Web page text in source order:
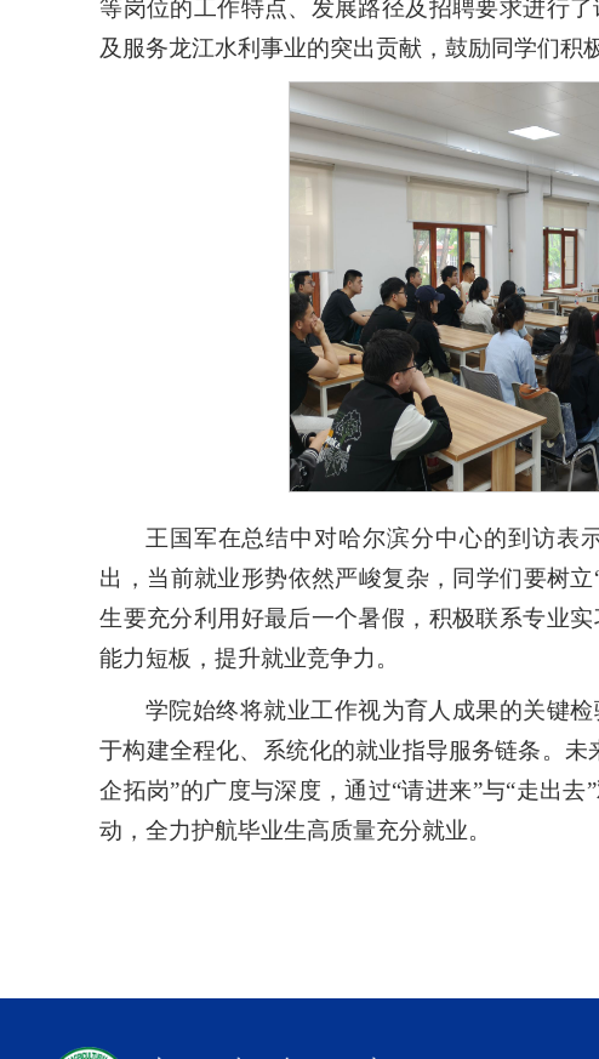
等岗位的工作特点、发展路径及招聘要求进行
及服务龙江水利事业的突出贡献，鼓励同学们积
王国军在总结中对哈尔滨分中心的到访表
出，当前就业形势依然严峻复杂，同学们要树
生要充分利用好最后一个暑假，积极联系专业
能力短板，提升就业竞争力。
学院始终将就业工作视为育人成果的关键
于构建全程化、系统化的就业指导服务链条。
企拓岗”的广度与深度，通过“请进来”与“走出
动，全力护航毕业生高质量充分就业。